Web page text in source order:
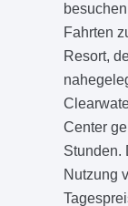
Fahrten
Resort,
Center
Stunden.
Nutzung